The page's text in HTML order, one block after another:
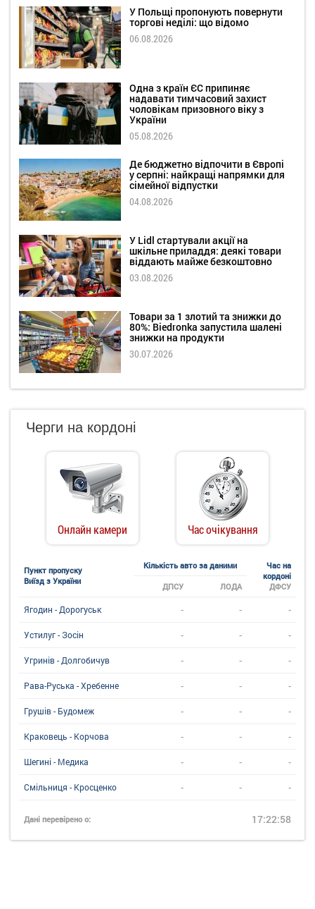
У Польщі пропонують повернути
торгові неділі: що відомо
06.08.2026
Одна з країн ЄС припиняє
надавати тимчасовий захист
чоловікам призовного віку з
України
05.08.2026
Де бюджетно відпочити в Європі
у серпні: найкращі напрямки для
сімейної відпустки
04.08.2026
У Lidl стартували акції на
шкільне приладдя: деякі товари
віддають майже безкоштовно
03.08.2026
Товари за 1 злотий та знижки до
80%: Biedronka запустила шалені
знижки на продукти
30.07.2026
Черги на кордоні
Онлайн камери Час очікування
Пункт пропуску
Виїзд з України
Кількість авто за даними
Час на
кордоні
ДФСУ
ДПСУ ЛОДА
Ягодин - Дорогуськ - - -
Устилуг - Зосін - - -
Угринiв - Долгобичув - - -
Рава-Руська - Хребенне - - -
Грушів - Будомеж - - -
Краковець - Корчова - - -
Шегині - Медика - - -
Смільниця - Кросценко - - -
Дані перевірено о: 17:22:58